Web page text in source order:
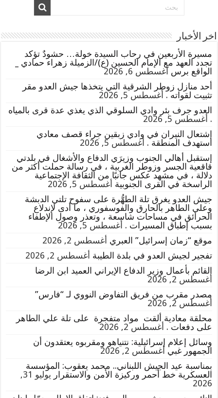
اخر الأخبار
مسيرة الأربعين في رحاب السيدة خولة… حشودٌ تؤكد
تجدد العهد مع الإمام الحسين (ع)/الزميلة زهراء حمادي _
الواقع برس أغسطس 6, 2026
أحد منازل زوطر الشرقية التي يتخذها جيش العدو مقر
تثبيت لقواته . أغسطس 5, 2026
العدو جرف بئر وادي السلوقي الذي يغذي عدة قرى بالمياه
. أغسطس 5, 2026
إشتعال النيران في وادي زبقين جراء قصف معادي
استهدف المنطقة . أغسطس 5, 2026
إستقبل أهالي الجنوب وزيرَي الدفاع والأشغال في بلدتي
قاقعية الجسر وزوطر الغربية ، في رسالة حملت أكثر من
دلالة ، في مشهد عكس جانبًا من الثقافة الإجتماعية
الراسخة في القرى الجنوبية أغسطس 5, 2026
جيش العدو يغرق تلة الطهُّرة على سفوح تلتي الدبشة
وعلي الطاهر بالحارق والفوسفوري ، ما أدى لإندلاع
الحرائق في مساحات شاسعة ، وتعذر وصول الإطفاء
بسبب إطباق المسيرات . أغسطس 5, 2026
موقع “زمان إسرائيل” العبري أغسطس 2, 2026
تفجير لجيش العدو في بلدة الطيبة أغسطس 2, 2026
القائم بأعمال وزير الدفاع الإيراني العميد ابن الرضا
أغسطس 2, 2026
مصدر مقرب من فريق التفاوض النووي لـ “فارس”
أغسطس 2, 2026
محلقة معادية ألقت مواد متفجرة على تلة علي الطاهر
على دفعات . أغسطس 2, 2026
وسائل إعلام إسرائيلية: نتنياهو ومقربوه يعتقدون أن
الجمهور غبي أغسطس 2, 2026
بمناسبة عيد الجيش اللبناني.. محمد يعقوب: المؤسسة
العسكرية خط أحمر وركيزة الأمن والاستقرار
يوليو 31,
2026